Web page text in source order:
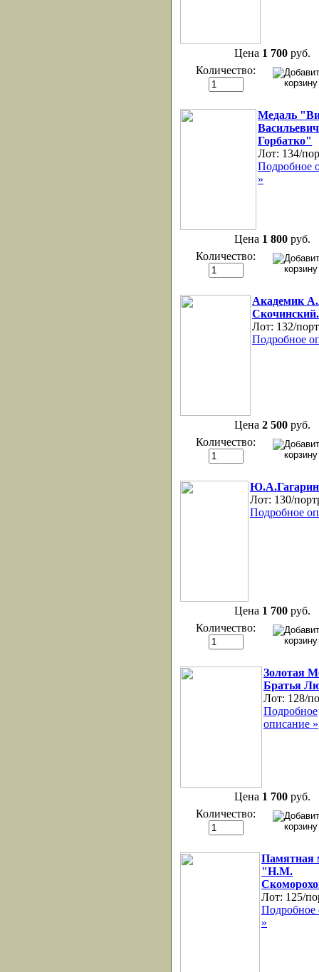
Цена 1 700 руб.
Количество:
Медаль
Васильевич
Горбатко"
Лот: 134/
Подробное
»
Цена 1 800 руб.
Количество:
Академик
Скочинский.
Лот: 132/порт
Подробное
Цена 2 500 руб.
Количество:
Ю.А.Гагарин
Лот: 130/
Подробное
Цена 1 700 руб.
Количество:
Золотая
Братья
Лот: 128/
Подробное
описание »
Цена 1 700 руб.
Количество:
Памятная
"Н.М.
Лот: 125/
Подробное
»